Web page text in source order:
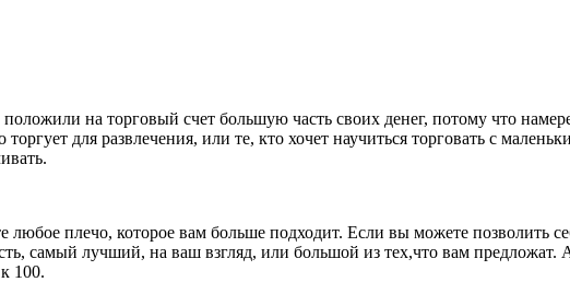
на торговый счет большую часть своих денег, потому что
для развлечения, или те, кто хочет научиться торговать с
любое плечо, которое вам больше подходит. Если вы можете позволить
самый лучший, на ваш взгляд, или большой из тех,что вам предложат.
100.